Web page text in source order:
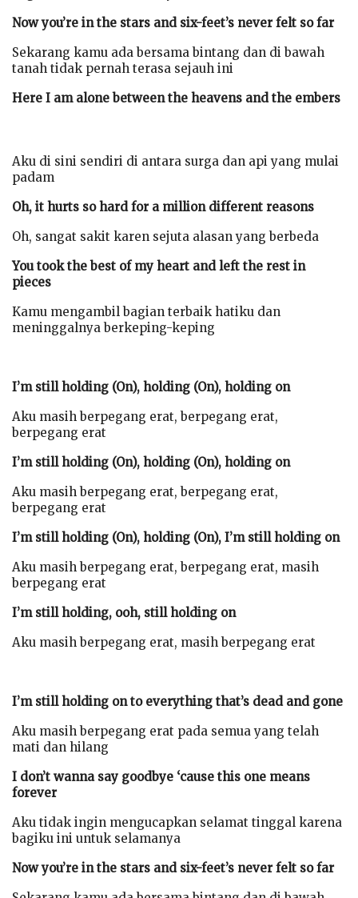
Now you’re in the stars and six-feet’s never felt so far
Sekarang kamu ada bersama bintang dan di bawah
tanah tidak pernah terasa sejauh ini
Here I am alone between the heavens and the embers
Aku di sini sendiri di antara surga dan api yang mulai
padam
Oh, it hurts so hard for a million different reasons
Oh, sangat sakit karen sejuta alasan yang berbeda
You took the best of my heart and left the rest in
pieces
Kamu mengambil bagian terbaik hatiku dan
meninggalnya berkeping-keping
I’m still holding (On), holding (On), holding on
Aku masih berpegang erat, berpegang erat,
berpegang erat
I’m still holding (On), holding (On), holding on
Aku masih berpegang erat, berpegang erat,
berpegang erat
I’m still holding (On), holding (On), I’m still holding on
Aku masih berpegang erat, berpegang erat, masih
berpegang erat
I’m still holding, ooh, still holding on
Aku masih berpegang erat, masih berpegang erat
I’m still holding on to everything that’s dead and gone
Aku masih berpegang erat pada semua yang telah
mati dan hilang
I don’t wanna say goodbye ‘cause this one means
forever
Aku tidak ingin mengucapkan selamat tinggal karena
bagiku ini untuk selamanya
Now you’re in the stars and six-feet’s never felt so far